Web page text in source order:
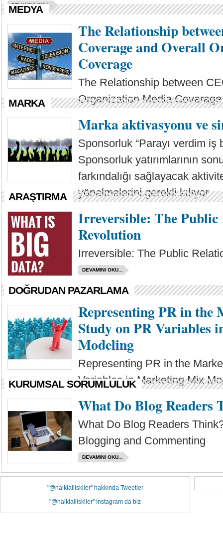
DEVAMINI OKU...
MEDYA
The Relationship
Coverage and Overall
Coverage
The Relationship between
Organization Media Coverage
MARKA
Marka aktivasyonu ve
Sponsorluk “Parayı verdim iş
Sponsorluk yatırımlarının
farkındalığı sağlayacak
yönelmelerini gerekli kılıyor.
ARAŞTIRMA
Irreversible: The Public
Revolution
Irreversible: The Public
DEVAMINI OKU...
DOĞRUDAN PAZARLAMA
Representing PR in
Study on PR Variables
Modeling
Representing PR in the
Variables in Marketing Mix
KURUMSAL SORUMLULUK
What Do Blog Readers
What Do Blog Readers
Blogging and Commenting
DEVAMINI OKU...
"@halklailiskiler" hakkında Tweetler
"@halklailiskiler" Instagram da biz